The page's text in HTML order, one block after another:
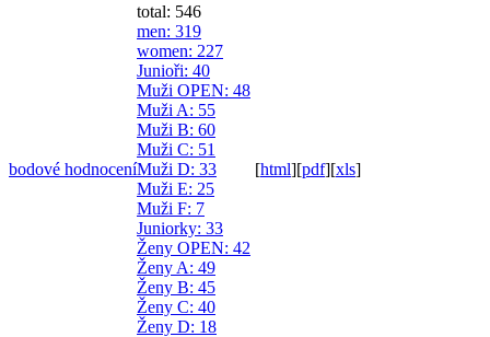
bodové hodnocení
total: 546
men: 319
women: 227
Junioři: 40
Muži OPEN: 48
Muži A: 55
Muži B: 60
Muži C: 51
Muži D: 33
Muži E: 25
Muži F: 7
Juniorky: 33
Ženy OPEN: 42
Ženy A: 49
Ženy B: 45
Ženy C: 40
Ženy D: 18
[html][pdf][xls]